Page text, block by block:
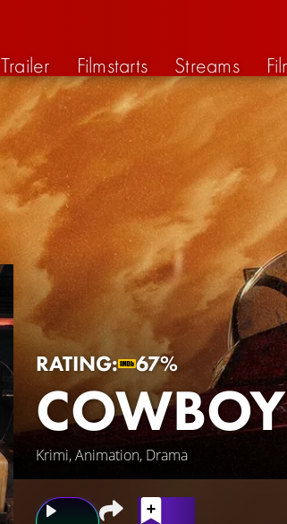
Trailer Filmstarts Streams
RATING: 67%
Krimi, Animation, Drama